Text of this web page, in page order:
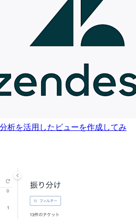
析を活用したビューを作成してみ